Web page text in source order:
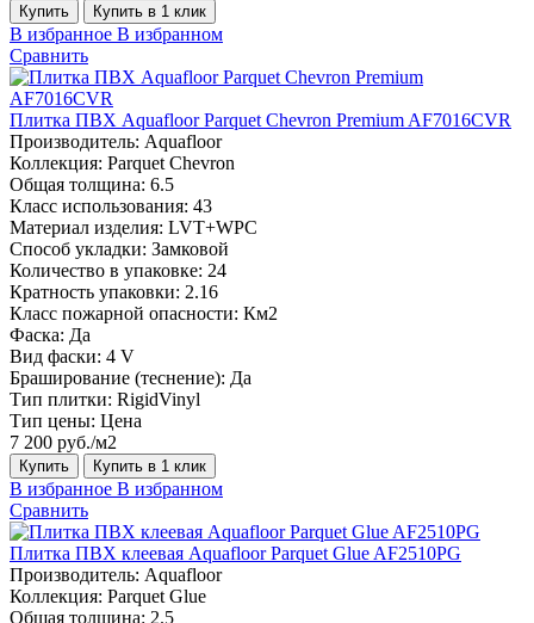
Купить Купить в 1 клик
В избранное В избранном
Сравнить
Плитка ПВХ Aquafloor Parquet Chevron Premium AF7016CVR
Производитель: Aquafloor
Коллекция: Parquet Chevron
Общая толщина: 6.5
Класс использования: 43
Материал изделия: LVT+WPC
Способ укладки: Замковой
Количество в упаковке: 24
Кратность упаковки: 2.16
Класс пожарной опасности: Км2
Фаска: Да
Вид фаски: 4 V
Браширование (теснение): Да
Тип плитки: RigidVinyl
Тип цены: Цена
7 200 руб./м2
Купить Купить в 1 клик
В избранное В избранном
Сравнить
Плитка ПВХ клеевая Aquafloor Parquet Glue AF2510PG
Производитель: Aquafloor
Коллекция: Parquet Glue
Общая толщина: 2.5